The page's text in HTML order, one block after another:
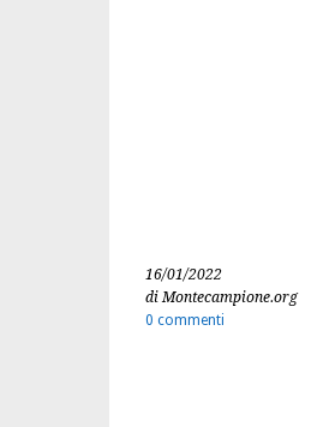
16/01/2022
di Montecampione.org
0 commenti